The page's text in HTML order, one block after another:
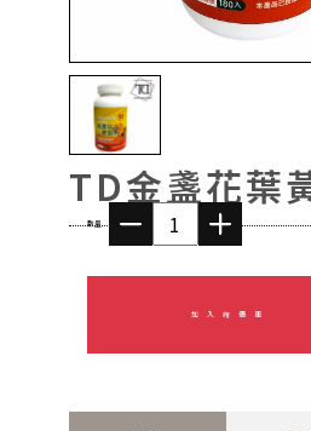
TD金盞花葉
數量
加 入 詢 價 車